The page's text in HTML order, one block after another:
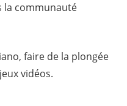
la communauté
faire de la plongée
vidéos.